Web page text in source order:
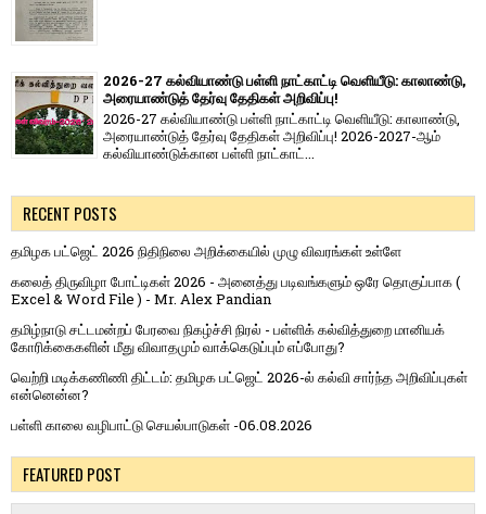
2026-27 கல்வியாண்டு பள்ளி நாட்காட்டி வெளியீடு: காலாண்டு,
அரையாண்டுத் தேர்வு தேதிகள் அறிவிப்பு!
2026-27 கல்வியாண்டு பள்ளி நாட்காட்டி வெளியீடு: காலாண்டு,
அரையாண்டுத் தேர்வு தேதிகள் அறிவிப்பு! 2026-2027-ஆம்
கல்வியாண்டுக்கான பள்ளி நாட்காட்...
RECENT POSTS
தமிழக பட்ஜெட் 2026 நிதிநிலை அறிக்கையில் முழு விவரங்கள் உள்ளே
கலைத் திருவிழா போட்டிகள் 2026 - அனைத்து படிவங்களும் ஒரே தொகுப்பாக (
Excel & Word File ) - Mr. Alex Pandian
தமிழ்நாடு சட்டமன்றப் பேரவை நிகழ்ச்சி நிரல் - பள்ளிக் கல்வித்துறை மானியக்
கோரிக்கைகளின் மீது விவாதமும் வாக்கெடுப்பும் எப்போது?
வெற்றி மடிக்கணிணி திட்டம்: தமிழக பட்ஜெட் 2026-ல் கல்வி சார்ந்த அறிவிப்புகள்
என்னென்ன?
பள்ளி காலை வழிபாட்டு செயல்பாடுகள் -06.08.2026
FEATURED POST